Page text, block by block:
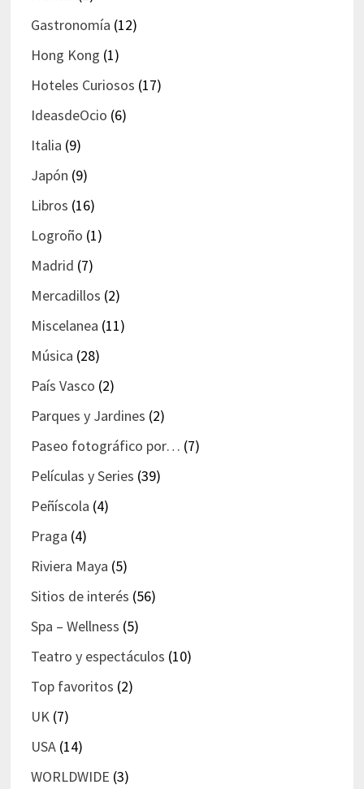
Gastronomía (12)
Hong Kong (1)
Hoteles Curiosos (17)
IdeasdeOcio (6)
Italia (9)
Japón (9)
Libros (16)
Logroño (1)
Madrid (7)
Mercadillos (2)
Miscelanea (11)
Música (28)
País Vasco (2)
Parques y Jardines (2)
Paseo fotográfico por… (7)
Películas y Series (39)
Peñíscola (4)
Praga (4)
Riviera Maya (5)
Sitios de interés (56)
Spa – Wellness (5)
Teatro y espectáculos (10)
Top favoritos (2)
UK(7)
USA(14)
WORLDWIDE (3)